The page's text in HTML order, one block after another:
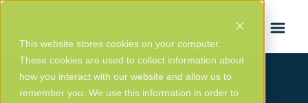
This website stores cookies on your computer.
These cookies are used to collect information about
how you interact with our website and allow us to
remember you. We use this information in order to
ENGLISH